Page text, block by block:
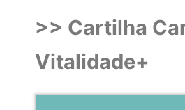
>> Cartilha
Vitalidade+